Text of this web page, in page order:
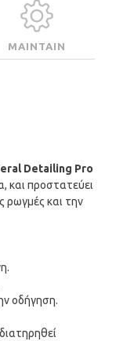
MAINTAIN
Detailing Pro
και προστατεύει
ρωγμές και την
οδήγηση.